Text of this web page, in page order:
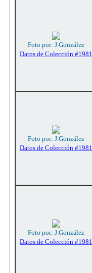
Foto por: J.González
Datos de Colección #1981
Foto por: J.González
Datos de Colección #1981
Foto por: J.González
Datos de Colección #1981